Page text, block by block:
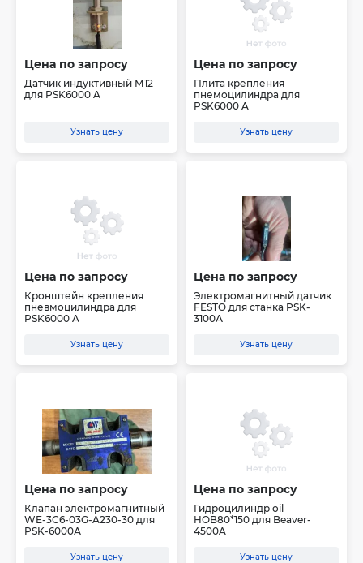
Цена по запросу
Датчик индуктивный М12
для PSK6000 A
Узнать цену
Цена по запросу
Плита крепления
пнемоцилиндра для
PSK6000 A
Узнать цену
Цена по запросу
Кронштейн крепления
пневмоцилиндра для
PSK6000 A
Узнать цену
Цена по запросу
Электромагнитный датчик
FESTO для станка PSK-
3100А
Узнать цену
Цена по запросу
Клапан электромагнитный
WE-3C6-03G-A230-30 для
PSK-6000А
Узнать цену
Цена по запросу
Гидроцилиндр oil
HOB80*150 для Beaver-
4500A
Узнать цену